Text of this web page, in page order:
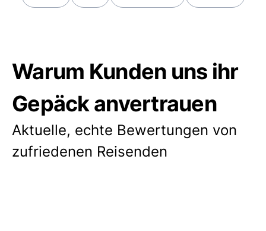
Warum Kunden uns ihr
Gepäck anvertrauen
Aktuelle, echte Bewertungen von
zufriedenen Reisenden